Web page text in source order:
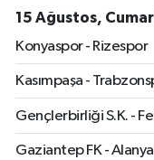
15 Ağustos,
Konyaspor - Rizespor
Kasımpaşa -
Gençlerbirliği S.K. -
Gaziantep FK -